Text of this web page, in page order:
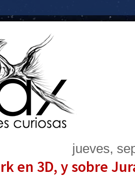
jueves,
en 3D, y sobre